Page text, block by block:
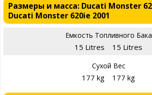
Размеры и масса: Ducati Monster
Ducati Monster 620ie 2001
Емкость Топливного Бака
15 Litres 15 Litres
Сухой Вес
177 kg 177 kg